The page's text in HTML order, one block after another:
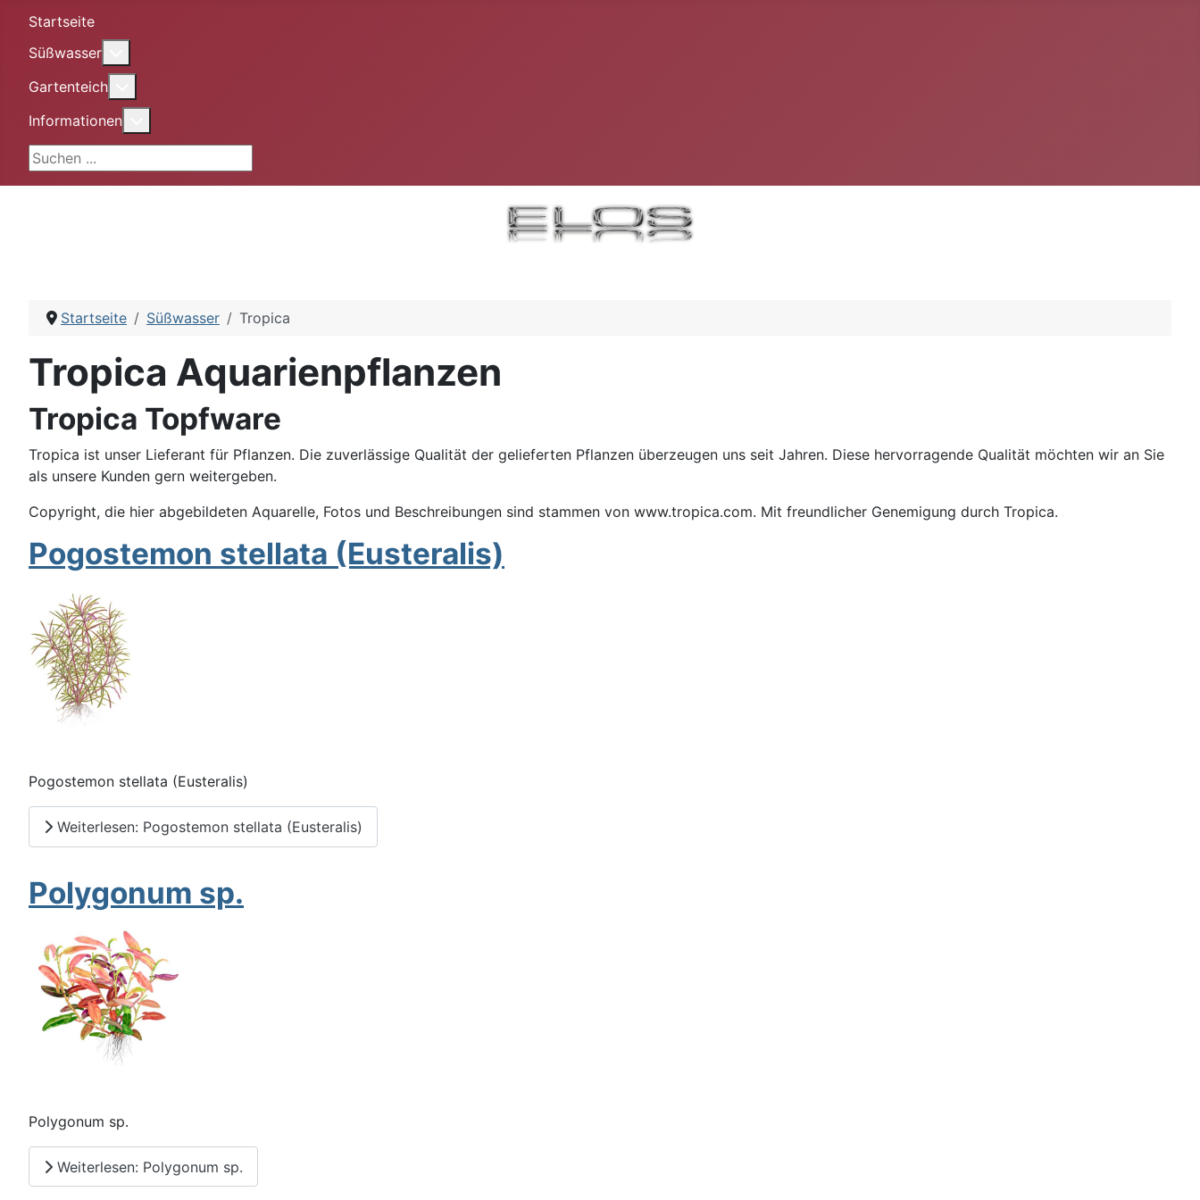
Startseite
Süßwasser
Gartenteich
Informationen
Suchen ...
Startseite Süßwasser Tropica
Tropica Aquarienpflanzen
Tropica Topfware
Tropica ist unser Lieferant für Pflanzen. Die zuverlässige Qualität der gelieferten Pflanzen überzeugen uns seit Jahren. Diese hervorragende Qualität möchten wir an Sie
als unsere Kunden gern weitergeben.
Copyright, die hier abgebildeten Aquarelle, Fotos und Beschreibungen sind stammen von www.tropica.com. Mit freundlicher Genemigung durch Tropica.
Pogostemon stellata (Eusteralis)
Pogostemon stellata (Eusteralis)
Weiterlesen: Pogostemon stellata (Eusteralis)
Polygonum sp.
Polygonum sp.
Weiterlesen: Polygonum sp.